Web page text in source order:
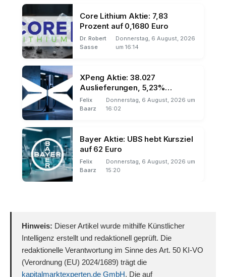
Core Lithium Aktie: 7,83
Prozent auf 0,1680 Euro
Dr. Robert
Sasse
Donnerstag, 6 August, 2026
um 16:14
XPeng Aktie: 38.027
Auslieferungen, 5,23%
sequenzieller Rückgang
Felix
Baarz
Donnerstag, 6 August, 2026 um
16:02
Bayer Aktie: UBS hebt Kursziel
auf 62 Euro
Felix
Baarz
Donnerstag, 6 August, 2026 um
15:20
Hinweis: Dieser Artikel wurde mithilfe Künstlicher
Intelligenz erstellt und redaktionell geprüft. Die
redaktionelle Verantwortung im Sinne des Art. 50 KI-VO
(Verordnung (EU) 2024/1689) trägt die
kapitalmarktexperten.de GmbH. Die auf